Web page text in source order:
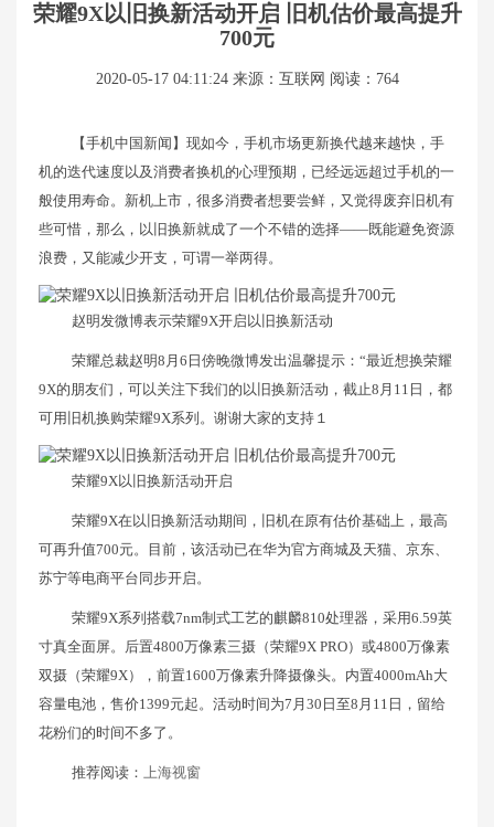
荣耀9X以旧换新活动开启 旧机估价最高提升
700元
2020-05-17 04:11:24 来源：互联网 阅读：764
【手机中国新闻】现如今，手机市场更新换代越来越快，手
机的迭代速度以及消费者换机的心理预期，已经远远超过手机的一
般使用寿命。新机上市，很多消费者想要尝鲜，又觉得废弃旧机有
些可惜，那么，以旧换新就成了一个不错的选择——既能避免资源
浪费，又能减少开支，可谓一举两得。
赵明发微博表示荣耀9X开启以旧换新活动
荣耀总裁赵明8月6日傍晚微博发出温馨提示：“最近想换荣耀
9X的朋友们，可以关注下我们的以旧换新活动，截止8月11日，都
可用旧机换购荣耀9X系列。谢谢大家的支持１
荣耀9X以旧换新活动开启
荣耀9X在以旧换新活动期间，旧机在原有估价基础上，最高
可再升值700元。目前，该活动已在华为官方商城及天猫、京东、
苏宁等电商平台同步开启。
荣耀9X系列搭载7nm制式工艺的麒麟810处理器，采用6.59英
寸真全面屏。后置4800万像素三摄（荣耀9X PRO）或4800万像素
双摄（荣耀9X），前置1600万像素升降摄像头。内置4000mAh大
容量电池，售价1399元起。活动时间为7月30日至8月11日，留给
花粉们的时间不多了。
推荐阅读： 上海视窗